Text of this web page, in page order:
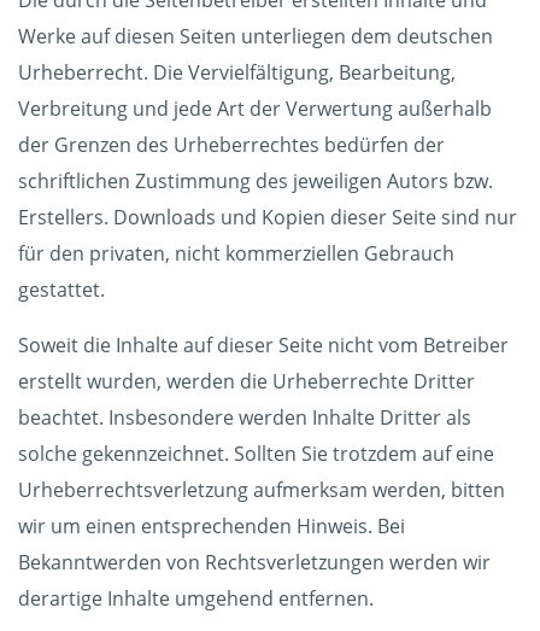
Werke auf diesen Seiten unterliegen dem deutschen
Urheberrecht. Die Vervielfältigung, Bearbeitung,
Verbreitung und jede Art der Verwertung außerhalb
der Grenzen des Urheberrechtes bedürfen der
schriftlichen Zustimmung des jeweiligen Autors bzw.
Erstellers. Downloads und Kopien dieser Seite sind nur
für den privaten, nicht kommerziellen Gebrauch
gestattet.
Soweit die Inhalte auf dieser Seite nicht vom Betreiber
erstellt wurden, werden die Urheberrechte Dritter
beachtet. Insbesondere werden Inhalte Dritter als
solche gekennzeichnet. Sollten Sie trotzdem auf eine
Urheberrechtsverletzung aufmerksam werden, bitten
wir um einen entsprechenden Hinweis. Bei
Bekanntwerden von Rechtsverletzungen werden wir
derartige Inhalte umgehend entfernen.